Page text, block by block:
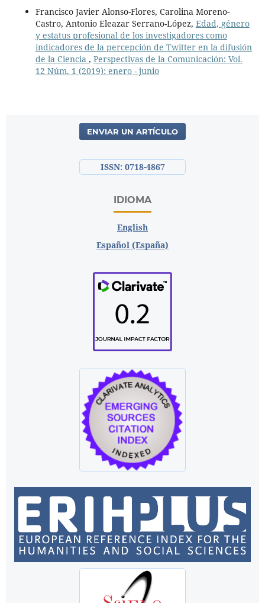
Francisco Javier Alonso-Flores, Carolina Moreno-
Castro, Antonio Eleazar Serrano-López, Edad, género
y estatus profesional de los investigadores como
indicadores de la percepción de Twitter en la difusión
de la Ciencia , Perspectivas de la Comunicación: Vol.
12 Núm. 1 (2019): enero - junio
ENVIAR UN ARTÍCULO
ISSN: 0718-4867
IDIOMA
English
Español (España)